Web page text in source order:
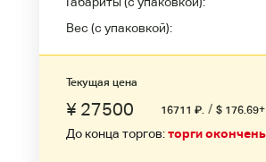
Вес (с упаковкой):
Текущая цена
¥ 27500 16711 ₽. / $ 176.69
До конца торгов:торги